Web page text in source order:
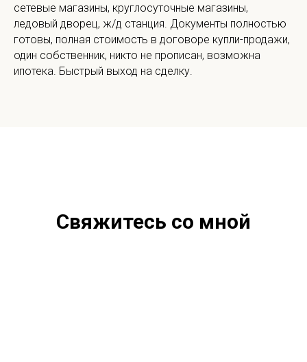
сетевые магазины, круглосуточные магазины,
ледовый дворец, ж/д станция. Документы полностью
готовы, полная стоимость в договоре купли-продажи,
один собственник, никто не прописан, возможна
ипотека. Быстрый выход на сделку.
Свяжитесь со мной